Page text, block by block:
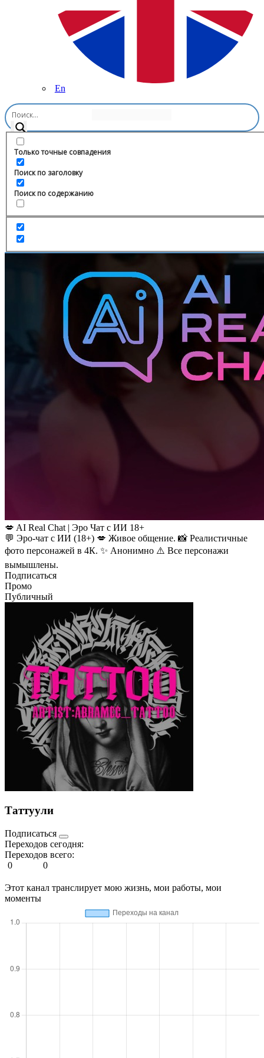
En
Только точные совпадения
Поиск по заголовку
Поиск по содержанию
Главная
💋 AI Real Chat | Эро Чат с ИИ 18+
💬 Эро-чат с ИИ (18+) 💋 Живое общение. 📸 Реалистичные
фото персонажей в 4К. ✨ Анонимно ⚠️ Все персонажи
вымышлены.
Подписаться
Промо
Публичный
Таттуули
Подписаться
Переходов сегодня:
Переходов всего:
0
0
Этот канал транслирует мою жизнь, мои работы, мои
моменты